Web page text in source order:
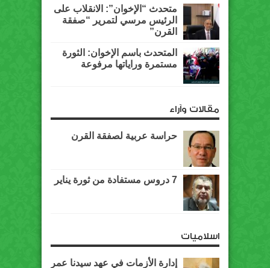
متحدث “الإخوان”: الانقلاب على
الرئيس مرسي لتمرير “صفقة
القرن”
المتحدث باسم الإخوان: الثورة
مستمرة وراياتها مرفوعة
مقالات وآراء
حراسة عربية لصفقة القرن
7 دروس مستفادة من ثورة يناير
اسلاميات
إدارة الأزمات في عهد سيدنا عمر